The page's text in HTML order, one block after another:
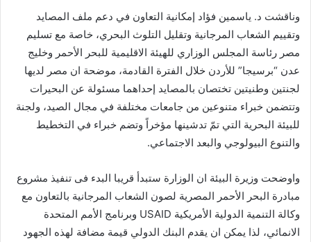
وناقشت د. ياسمين فؤاد إمكانية التعاون في دعم ملف المصايد
وتقييم الشعاب المرجانية وتقليل التلوث البحري، خاصة مع تسليم
مصر رئاسة المجلس الوزاري للهيئة الاقليمية للبحر الأحمر وخليج
عدن “برسيجا” للأردن خلال الفترة القادمة، موضحة ان مصر لديها
لجنتين وطنيتين تختصان بالمصايد إحداهما مسئولة عن البحيرات
وتتضمن خبراء متنوعين من جامعات مختلفة في مجال الصيد، ولجنة
للبيئة البحرية التي تمّ تدشينها مؤخراً وتضم خبراء في التخطيط
والتنوع البيولوجي والبعد الاجتماعي.
واوضحت وزيرة البيئة ان الوزارة ستبدأ قريبا البدء فى تنفيذ مشروع
مبادرة البحر الأحمر المصرية لصون الشعاب المرجانية بالتعاون مع
وكالة التنمية الدولية الأمريكية USAID وبرنامج الأمم المتحدة
الانمائي، لذا يمكن ان يقدم البنك الدولي قيمة مضافة لهذه الجهود